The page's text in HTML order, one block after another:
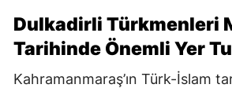
Dulkadirli Türkmenleri
Tarihinde Önemli Yer
Kahramanmaraş’ın Türk-İslam